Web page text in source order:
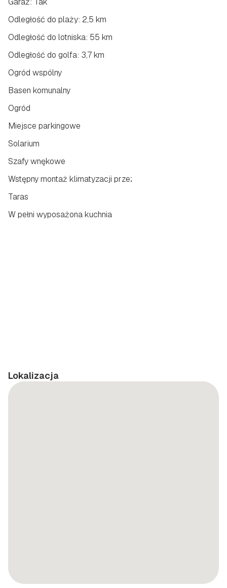
Odległość do plaży: 2,5 km
Odległość do lotniska: 55 km
Odległość do golfa: 3,7 km
Ogród wspólny
Basen komunalny
Ogród
Miejsce parkingowe
Solarium
Szafy wnękowe
Wstępny montaż klimatyzacji przez kanały
Taras
W pełni wyposażona kuchnia
Lokalizacja